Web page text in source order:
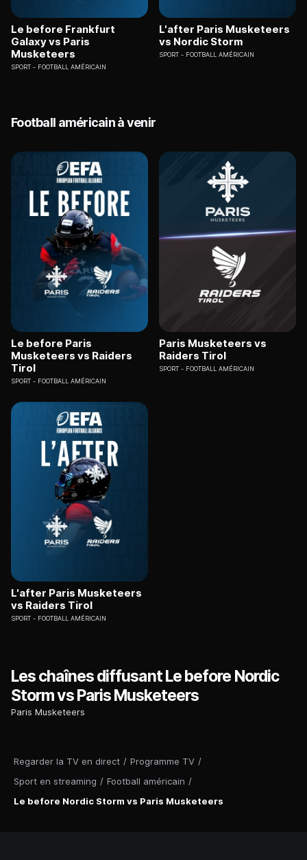
Regarder la TV en direct / Programme TV /
Sport en streaming / Football américain /
Le before Nordic Storm vs Paris Musketeers
Le before Frankfurt
Galaxy vs Paris
Musketeers
SPORT FOOTBALL AMÉRICAIN
L'after Paris Musketeers
vs Nordic Storm
SPORT FOOTBALL AMÉRICAIN
Football américain à venir
Le before Paris
Musketeers vs Raiders
Tirol
SPORT FOOTBALL AMÉRICAIN
Paris Musketeers vs
Raiders Tirol
SPORT FOOTBALL AMÉRICAIN
L'after Paris Musketeers
vs Raiders Tirol
SPORT FOOTBALL AMÉRICAIN
Les chaînes diffusant Le before Nordic
Storm vs Paris Musketeers
Paris Musketeers